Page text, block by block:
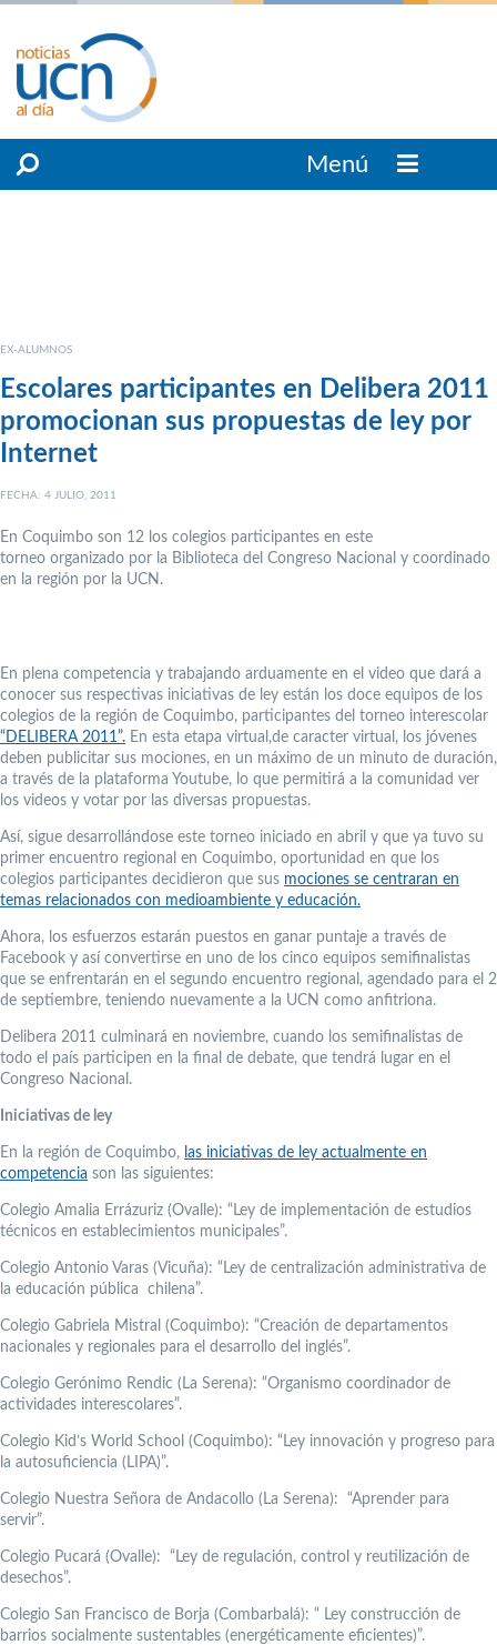
Menú
EX-ALUMNOS
Escolares participantes en Delibera 2011
promocionan sus propuestas de ley por
Internet
FECHA: 4 JULIO, 2011
En Coquimbo son 12 los colegios participantes en este
torneo organizado por la Biblioteca del Congreso Nacional y coordinado
en la región por la UCN.
En plena competencia y trabajando arduamente en el video que dará a
conocer sus respectivas iniciativas de ley están los doce equipos de los
colegios de la región de Coquimbo, participantes del torneo interescolar
“DELIBERA 2011”. En esta etapa virtual,de caracter virtual, los jóvenes
deben publicitar sus mociones, en un máximo de un minuto de duración,
a través de la plataforma Youtube, lo que permitirá a la comunidad ver
los videos y votar por las diversas propuestas.
Así, sigue desarrollándose este torneo iniciado en abril y que ya tuvo su
primer encuentro regional en Coquimbo, oportunidad en que los
colegios participantes decidieron que sus mociones se centraran en
temas relacionados con medioambiente y educación.
Ahora, los esfuerzos estarán puestos en ganar puntaje a través de
Facebook y así convertirse en uno de los cinco equipos semifinalistas
que se enfrentarán en el segundo encuentro regional, agendado para el 2
de septiembre, teniendo nuevamente a la UCN como anfitriona.
Delibera 2011 culminará en noviembre, cuando los semifinalistas de
todo el país participen en la final de debate, que tendrá lugar en el
Congreso Nacional.
Iniciativas de ley
En la región de Coquimbo, las iniciativas de ley actualmente en
competencia son las siguientes:
Colegio Amalia Errázuriz (Ovalle): “Ley de implementación de estudios
técnicos en establecimientos municipales”.
Colegio Antonio Varas (Vicuña): “Ley de centralización administrativa de
la educación pública chilena”.
Colegio Gabriela Mistral (Coquimbo): “Creación de departamentos
nacionales y regionales para el desarrollo del inglés”.
Colegio Gerónimo Rendic (La Serena): “Organismo coordinador de
actividades interescolares”.
Colegio Kid’s World School (Coquimbo): “Ley innovación y progreso para
la autosuficiencia (LIPA)”.
Colegio Nuestra Señora de Andacollo (La Serena): “Aprender para
servir”.
Colegio Pucará (Ovalle): “Ley de regulación, control y reutilización de
desechos”.
Colegio San Francisco de Borja (Combarbalá): “ Ley construcción de
barrios socialmente sustentables (energéticamente eficientes)”.